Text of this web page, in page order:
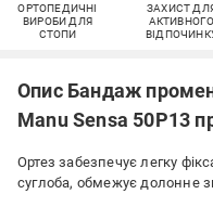
ОРТОПЕДИЧНІ
ВИРОБИ ДЛЯ
СТОПИ
ЗАХИСТ
АКТИВНОГО
Опис Бандаж
Manu Sensa 50P13
Ортез забезпечує легку
суглоба, обмежує долонне